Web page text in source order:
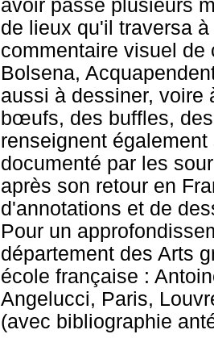
avoir passé plusieurs
de lieux qu'il traversa
commentaire visuel de
Bolsena,
aussi à dessiner, voire
bœufs, des buffles,
renseignent
documenté par les
après son retour en
d'annotations et de
Pour un
département des Arts
école française :
Angelucci, Paris,
(avec bibliographie